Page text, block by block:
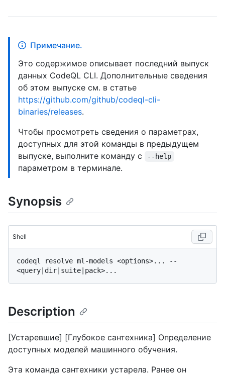
Примечание.
Это содержимое описывает последний выпуск
данных CodeQL CLI. Дополнительные сведения
об этом выпуске см. в статье
https://github.com/github/codeql-cli-
binaries/releases.
Чтобы просмотреть сведения о параметрах,
доступных для этой команды в предыдущем
выпуске, выполните команду с
--help
параметром в терминале.
Synopsis
Shell
codeql resolve ml-models <options>... --
Description
[Устаревшие] [Глубокое сантехника] Определение
доступных моделей машинного обучения.
Эта команда сантехники устарела. Ранее он